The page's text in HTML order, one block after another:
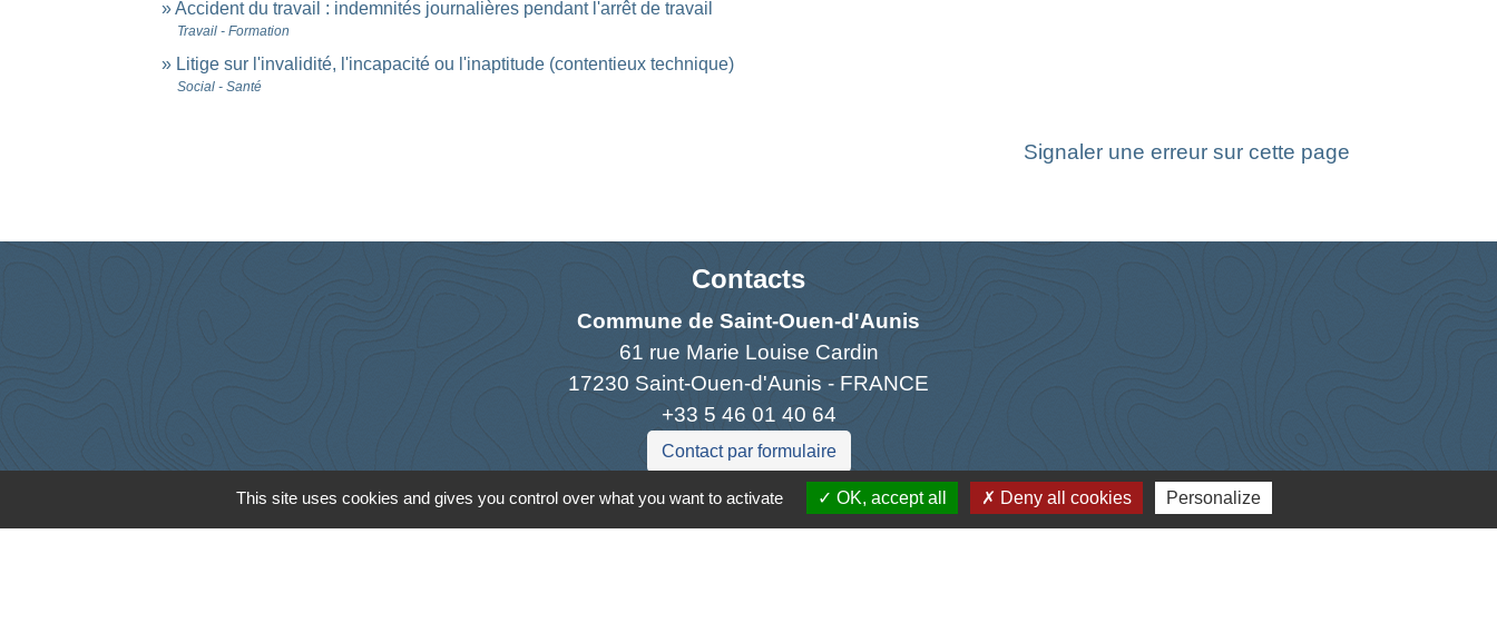
Accident du travail : indemnités journalières pendant l'arrêt de travail
Travail - Formation
Litige sur l'invalidité, l'incapacité ou l'inaptitude (contentieux technique)
Social - Santé
Signaler une erreur sur cette page
Contacts
Commune de Saint-Ouen-d'Aunis
61 rue Marie Louise Cardin
17230 Saint-Ouen-d'Aunis - FRANCE
+33 5 46 01 40 64
Contact par formulaire
This site uses cookies and gives you control over what you want to activate OK, accept all Deny all cookies Personalize